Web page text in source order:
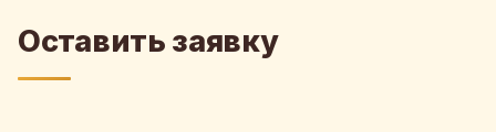
Оставить заявку